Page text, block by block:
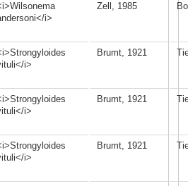
i>
Zell, 1985
i>
Brumt, 1921
i>
Brumt, 1921
i>
Brumt, 1921